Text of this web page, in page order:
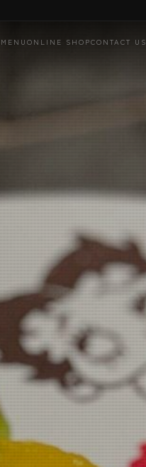
MENUONLINE SHOPCONTACT US